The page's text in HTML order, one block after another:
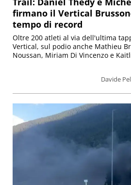
firmano il Vertical
tempo di record
Davide
Oltre 200 atleti al via dell'ultima
Vertical, sul podio anche Mathieu
Noussan, Miriam Di Vincenzo e